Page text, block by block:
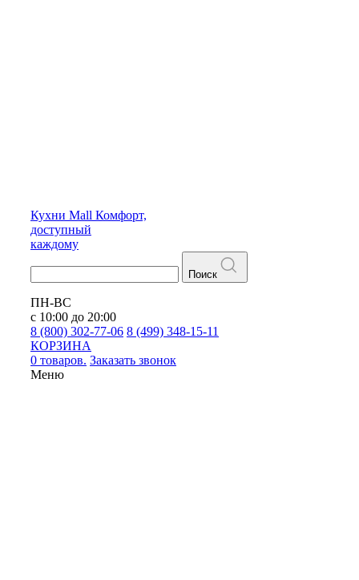
Кухни Mall Комфорт,
доступный
каждому
Поиск
ПН-ВС
с 10:00 до 20:00
8 (800) 302-77-06 8 (499) 348-15-11
КОРЗИНА
0 товаров. Заказать звонок
Меню